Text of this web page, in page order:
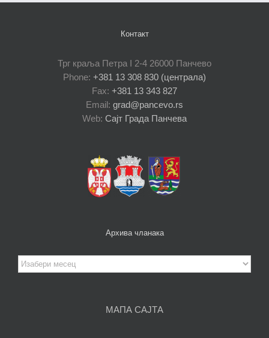
Контакт
Трг краља Петра I 2-4 26000 Панчево
Phone: +381 13 308 830 (централа)
Fax: +381 13 343 827
Email: grad@pancevo.rs
Web: Сајт Града Панчева
Архива чланака
Архива
чланака
МАПА САЈТА